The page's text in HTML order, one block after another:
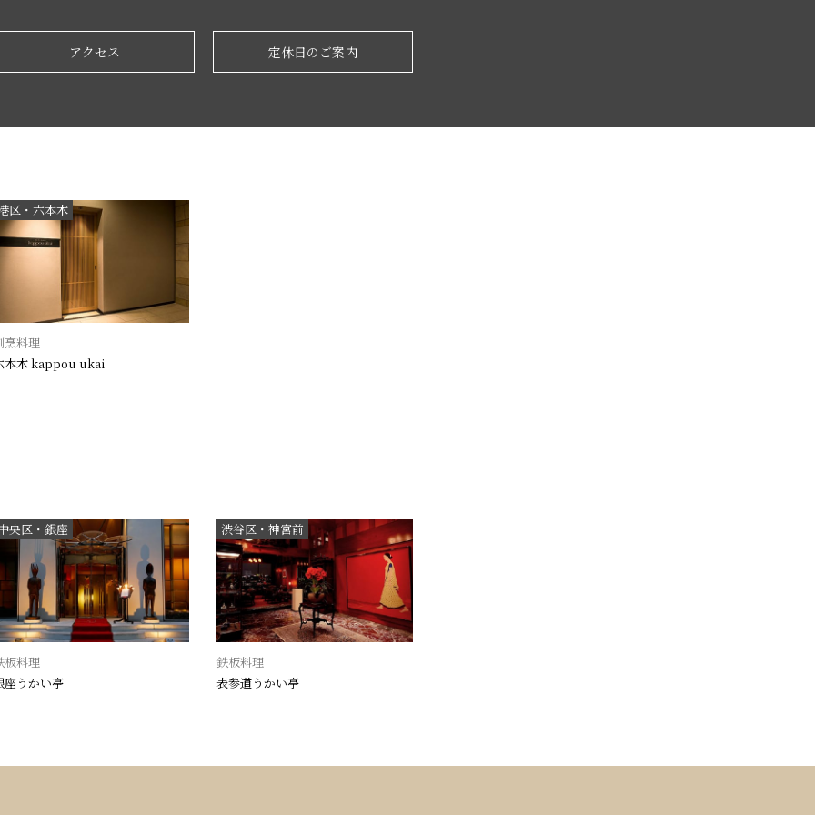
アクセス 定休日のご案内
区・六本木
烹料理
本木 kappou ukai
央区・銀座
板料理
座うかい亭
渋谷区・神宮前
鉄板料理
表参道うかい亭